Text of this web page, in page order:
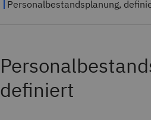
definiert